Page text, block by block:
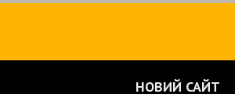
НОВИЙ САЙТ